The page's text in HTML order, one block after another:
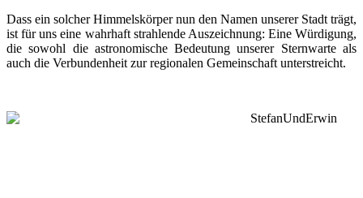
Dass ein solcher Himmelskörper nun den Namen unserer Stadt trägt,
ist für uns eine wahrhaft strahlende Auszeichnung: Eine Würdigung,
die sowohl die astronomische Bedeutung unserer Sternwarte als
auch die Verbundenheit zur regionalen Gemeinschaft unterstreicht.